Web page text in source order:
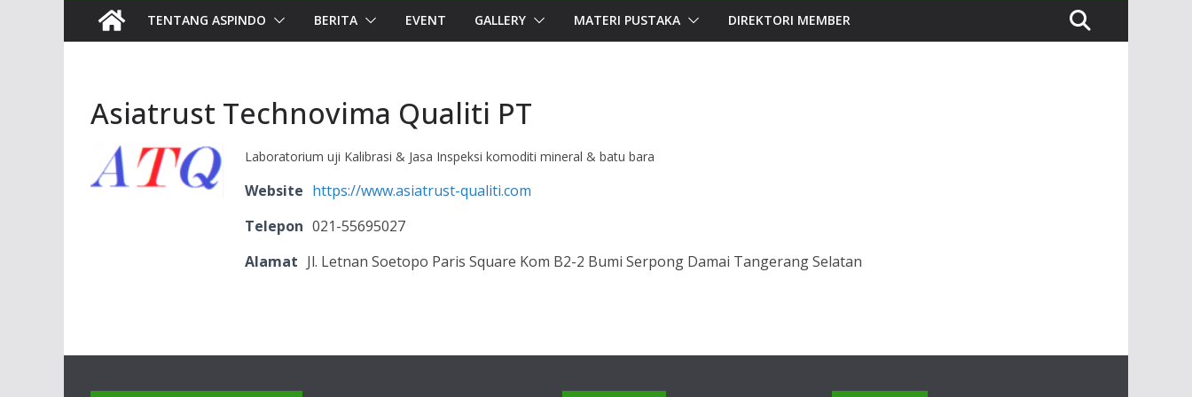
TENTANG ASPINDO BERITA EVENT GALLERY MATERI PUSTAKA DIREKTORI MEMBER
Asiatrust Technovima Qualiti PT
Laboratorium uji Kalibrasi & Jasa Inspeksi komoditi mineral & batu bara
Website https://www.asiatrust-qualiti.com
Telepon 021-55695027
Alamat Jl. Letnan Soetopo Paris Square Kom B2-2 Bumi Serpong Damai Tangerang Selatan